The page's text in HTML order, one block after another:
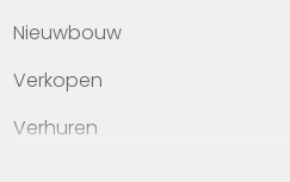
Nieuwbouw
Verkopen
Verhuren